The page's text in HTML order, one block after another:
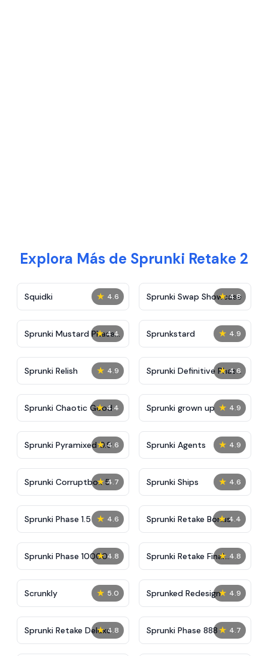
Explora Más de Sprunki Retake 2
★ 4.6
Squidki ★ 4.8
Sprunki Swap Showcase
★ 4.4
Sprunki Mustard Phase
2
★ 4.9
Sprunkstard
★ 4.9
Sprunki Relish ★ 4.6
Sprunki Definitive Phase
7
★ 4.4
Sprunki Chaotic Good ★ 4.9
Sprunki grown up
★ 4.6
Sprunki Pyramixed 0.9 ★ 4.9
Sprunki Agents
★ 4.7
Sprunki Corruptbox 5 ★ 4.6
Sprunki Ships
★ 4.6
Sprunki Phase 1.5 ★ 4.4
Sprunki Retake Bonus
★ 4.8
Sprunki Phase 10000 ★ 4.8
Sprunki Retake Final
Update
★ 5.0
Scrunkly ★ 4.9
Sprunked Redesign
★ 4.8
Sprunki Retake Deluxe ★ 4.7
Sprunki Phase 888